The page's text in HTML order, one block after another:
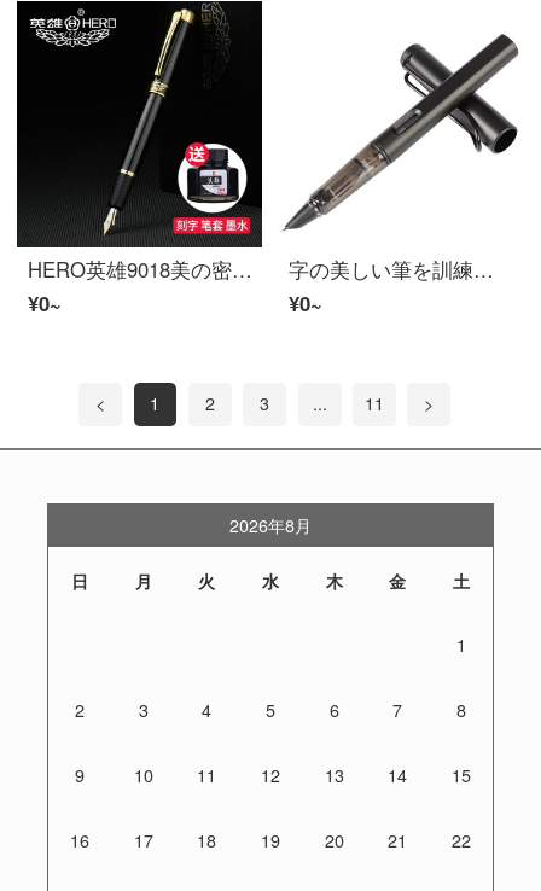
HERO英雄9018美の密画男子学生は字を曲げて書道の筆先を練習して芸術の署名のペンを描いて、頭を曲げて万年筆に注文して字を作って贈り物をします。高級な贈り物箱の麗雅な黒いです。
¥0~
字の美しい筆を訓練して0.7曲がって頭の先の硬い筆の書道万年筆の33度0.7 mmの美しい仕事の先（）【1本を買って同じ金を買います。
¥0~
< 1 2 3 ... 11 >
2026年8月
日 月 火 水 木 金 土
1
2 3 4 5 6 7 8
9 10 11 12 13 14 15
16 17 18 19 20 21 22